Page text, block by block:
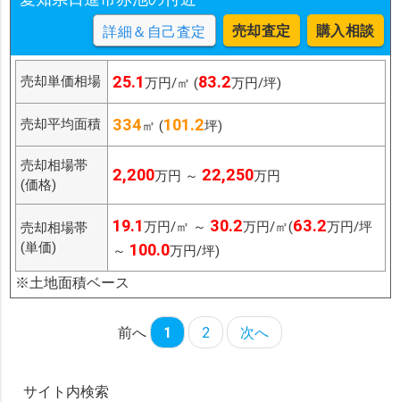
詳細＆自己査定 売却査定 購入相談
売却単価相場 25.1万円/㎡ (83.2万円/坪)
売却平均面積 334㎡ (101.2坪)
売却相場帯
(価格)
2,200万円 ～ 22,250万円
売却相場帯
(単価)
19.1万円/㎡ ～ 30.2万円/㎡(63.2万円/坪
～ 100.0万円/坪)
※土地面積ベース
前へ 1 2 次へ
サイト内検索